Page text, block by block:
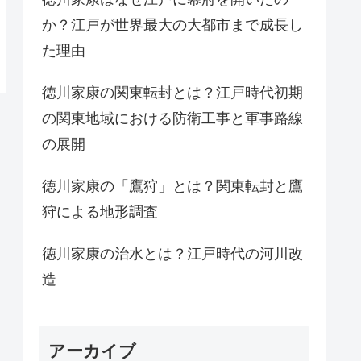
か？江戸が世界最大の大都市まで成長し
た理由
徳川家康の関東転封とは？江戸時代初期
の関東地域における防衛工事と軍事路線
の展開
徳川家康の「鷹狩」とは？関東転封と鷹
狩による地形調査
徳川家康の治水とは？江戸時代の河川改
造
アーカイブ